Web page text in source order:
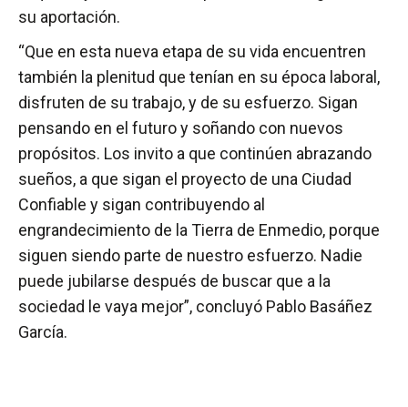
su aportación.
“Que en esta nueva etapa de su vida encuentren
también la plenitud que tenían en su época laboral,
disfruten de su trabajo, y de su esfuerzo. Sigan
pensando en el futuro y soñando con nuevos
propósitos. Los invito a que continúen abrazando
sueños, a que sigan el proyecto de una Ciudad
Confiable y sigan contribuyendo al
engrandecimiento de la Tierra de Enmedio, porque
siguen siendo parte de nuestro esfuerzo. Nadie
puede jubilarse después de buscar que a la
sociedad le vaya mejor”, concluyó Pablo Basáñez
García.